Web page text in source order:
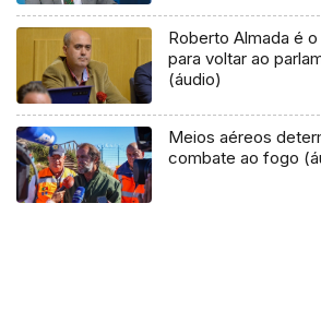
Roberto Almada é
para voltar ao
(áudio)
Meios aéreos
combate ao fogo